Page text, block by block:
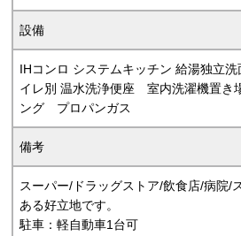
設備
IHコンロ システムキッチン 給湯独立
イレ別 温水洗浄便座 室内洗濯機置
ング プロパンガス
備考
スーパー/ドラッグストア/飲食店/病院/
ある好立地です。
駐車：軽自動車1台可